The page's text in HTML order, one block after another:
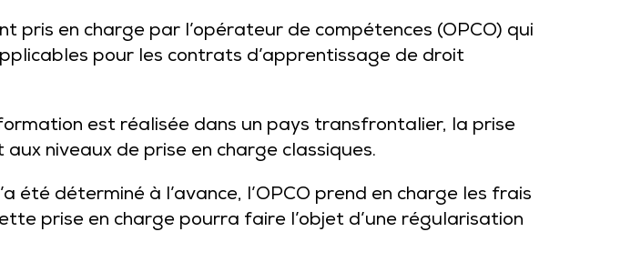
pris en charge par l’opérateur de compétences (OPCO) qui
pour les contrats d’apprentissage de droit
est réalisée dans un pays transfrontalier, la prise
niveaux de prise en charge classiques.
été déterminé à l’avance, l’OPCO prend en charge les frais
prise en charge pourra faire l’objet d’une régularisation